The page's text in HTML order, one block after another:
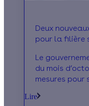
Deux
pour la filière
Le
du mois
mesures pour
Lire